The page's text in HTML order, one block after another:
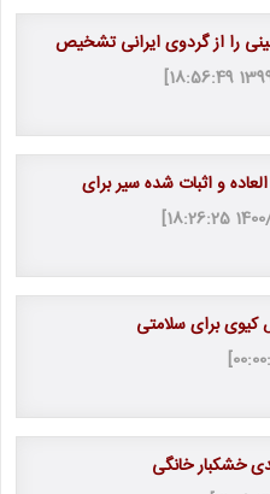
را از گردوی ایرانی تشخیص
و اثبات شده سیر برای
خشکبار خانگی